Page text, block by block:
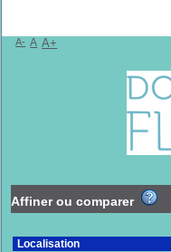
A- A A+
Affiner ou comparer
Localisation